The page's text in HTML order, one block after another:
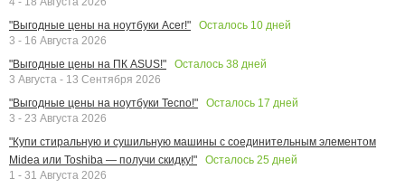
"Выгодные цены на ноутбуки Acer!"
Осталось 10 дней
3 - 16 Августа 2026
"Выгодные цены на ПК ASUS!"
Осталось 38 дней
3 Августа - 13 Сентября 2026
"Выгодные цены на ноутбуки Tecno!"
Осталось 17 дней
3 - 23 Августа 2026
"Купи стиральную и сушильную машины с соединительным элементом
Midea или Toshiba — получи скидку!"
Осталось 25 дней
1 - 31 Августа 2026